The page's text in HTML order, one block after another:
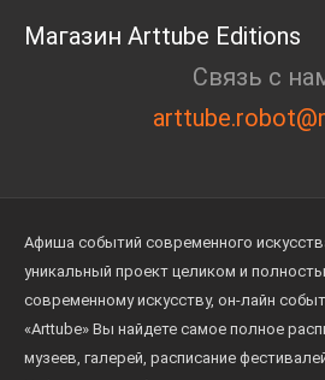
Магазин Arttube Editions
Связь с
Афиша событий современного
уникальный проект целиком и
современному искусству, он-лайн
«Arttube» Вы найдете самое полное
музеев, галерей, расписание